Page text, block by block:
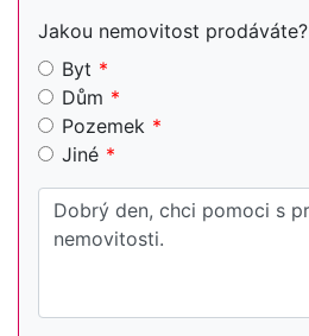
Jakou nemovitost prodáváte?
Byt
Dům
Pozemek
Jiné